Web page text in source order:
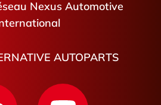
Nexus Automotive
AUTOPARTS